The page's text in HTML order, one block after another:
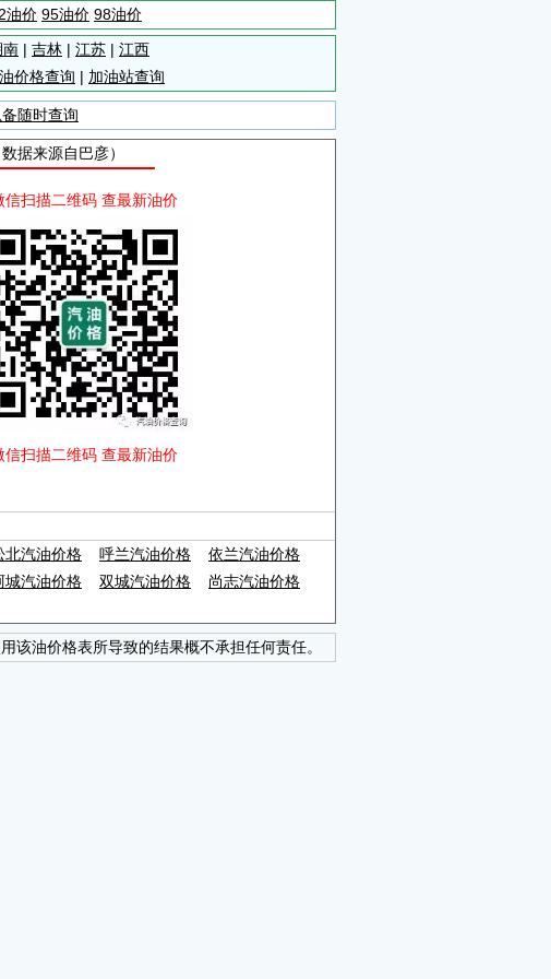
油价 95油价 98油价
南 | 吉林 | 江苏 | 江西
价格查询 | 加油站查询
随时查询
据来源自巴彦）
信扫描二维码 查最新油价
信扫描二维码 查最新油价
北汽油价格 呼兰汽油价格
依兰汽油价格
城汽油价格 双城汽油价格
尚志汽油价格
该油价格表所导致的结果概不承担任何责任。